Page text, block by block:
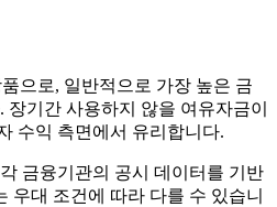
으로, 일반적으로 가장 높은 금
기간 사용하지 않을 여유자금이
수익 측면에서 유리합니다.
금융기관의 공시 데이터를 기반
우대 조건에 따라 다를 수 있습니